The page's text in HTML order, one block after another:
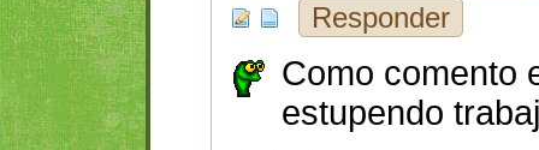
Responder
Como comento
estupendo